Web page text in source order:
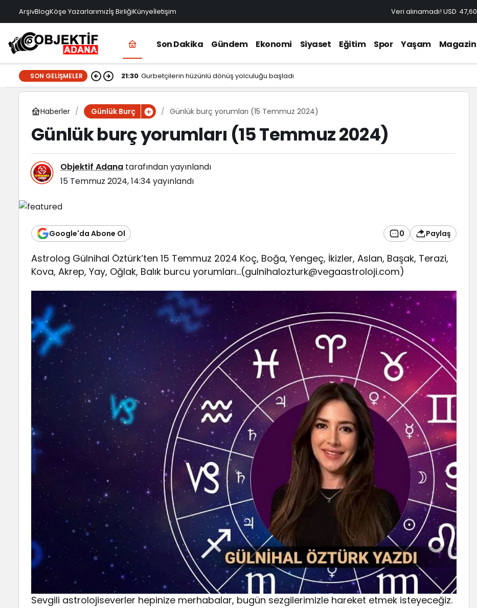
ArşivBlogKöşe Yazarlarımızİş BirliğiKünyeİletişim Veri alınamadı! USD 47,60
Son Dakika Gündem Ekonomi Siyaset Eğitim Spor Yaşam Magazin
SON GELIŞMELER 21:30 Gurbetçilerin hüzünlü dönüş yolculuğu başladı
Haberler Günlük Burç Günlük burç yorumları (15 Temmuz 2024)
Günlük burç yorumları (15 Temmuz 2024)
Objektif Adana tarafından yayınlandı
15 Temmuz 2024, 14:34 yayınlandı
Google'da Abone Ol 0 Paylaş
Astrolog Gülnihal Öztürk’ten 15 Temmuz 2024 Koç, Boğa, Yengeç, İkizler, Aslan, Başak, Terazi,
Kova, Akrep, Yay, Oğlak, Balık burcu yorumları…(gulnihalozturk@vegaastroloji.com)
Sevgili astrolojiseverler hepinize merhabalar, bugün sezgilerimizle hareket etmek isteyeceğiz.